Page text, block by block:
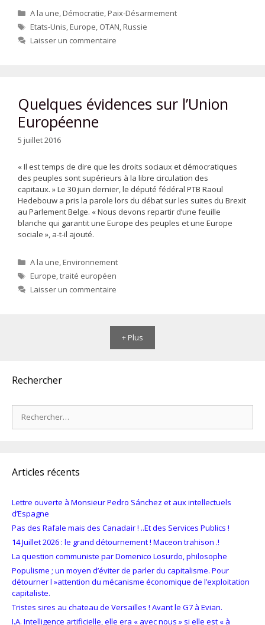
Catégories
A la une,Démocratie,Paix-Désarmement
Étiquettes
Etats-Unis,Europe, OTAN,Russie
Laisser un commentaire
Quelques évidences sur l’Union
Européenne
5 juillet 2016
« Il est temps de dire que les droits sociaux et démocratiques
des peuples sont supérieurs à la libre circulation des
capitaux. » Le 30 juin dernier, le député fédéral PTB Raoul
Hedebouw a pris la parole lors du débat sur les suites du Brexit
au Parlement Belge. « Nous devons repartir d’une feuille
blanche qui garantit une Europe des peuples et une Europe
sociale », a-t-il ajouté.
Catégories
A la une,Environnement
Étiquettes
Europe,traité européen
Laisser un commentaire
+ Plus
Rechercher
Articles récents
Lettre ouverte à Monsieur Pedro Sánchez et aux intellectuels
d’Espagne
Pas des Rafale mais des Canadair ! ..Et des Services Publics !
14 Juillet 2026 : le grand détournement ! Maceon trahison .!
La question communiste par Domenico Losurdo, philosophe
Populisme ; un moyen d’éviter de parler du capitalisme. Pour
détourner l »attention du mécanisme économique de l’exploitation
capitaliste.
Tristes sires au chateau de Versailles ! Avant le G7 à Evian.
I.A. Intelligence artificielle, elle era « avec nous » si elle est « à